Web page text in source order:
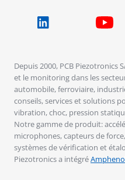
Depuis 2000, PCB Piezotronics
et le monitoring dans les
automobile, ferroviaire,
conseils, services et solutions
vibration, choc, pression
Notre gamme de produit:
microphones, capteurs de
systèmes de vérification et
Piezotronics a intégré